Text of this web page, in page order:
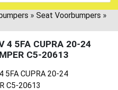
» Seat Voorbumpers »
4 5FA CUPRA 20-24
C5-20613